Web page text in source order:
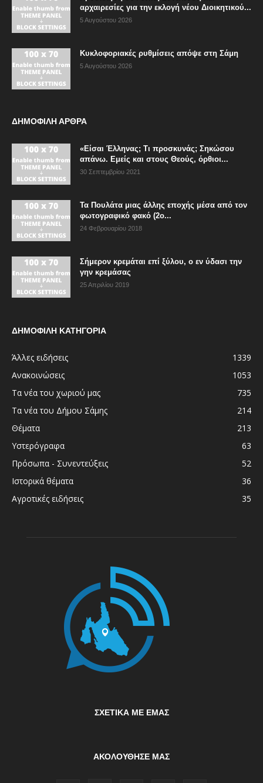
αρχαιρεσίες για την εκλογή νέου Διοικητικού...
5 Αυγούστου 2026
Κυκλοφοριακές ρυθμίσεις απόψε στη Σάμη
5 Αυγούστου 2026
ΔΗΜΟΦΙΛΗ ΑΡΘΡΑ
«Είσαι Έλληνας; Τι προσκυνάς; Σηκώσου
απάνω. Εμείς και στους Θεούς, όρθιοι...
30 Σεπτεμβρίου 2021
Τα Πουλάτα μιας άλλης εποχής μέσα από τον
φωτογραφικό φακό (2ο...
24 Φεβρουαρίου 2018
Σήμερον κρεμάται επί ξύλου, ο εν ύδασι την
γην κρεμάσας
25 Απριλίου 2019
ΔΗΜΟΦΙΛΗ ΚΑΤΗΓΟΡΙΑ
Άλλες ειδήσεις
1339
Ανακοινώσεις
1053
Τα νέα του χωριού μας
735
Τα νέα του Δήμου Σάμης
214
Θέματα
213
Υστερόγραφα
63
Πρόσωπα - Συνεντεύξεις
52
Ιστορικά θέματα
36
Αγροτικές ειδήσεις
35
ΣΧΕΤΙΚΆ ΜΕ ΕΜΆΣ
ΑΚΟΛΟΥΘΗΣΕ ΜΑΣ